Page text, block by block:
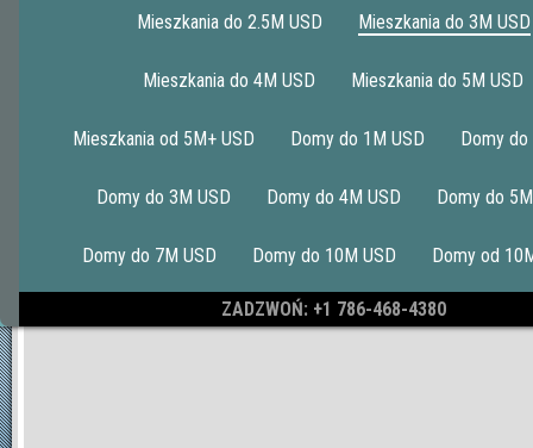
Mieszkania do 2.5M USD Mieszkania do 3M USD
Mieszkania do 4M USD Mieszkania do 5M USD
Mieszkania od 5M+ USD Domy do 1M USD Domy
Domy do 3M USD Domy do 4M USD Domy do
Domy do 7M USD Domy do 10M USD Domy od
ZADZWOŃ: +1 786-468-4380
Grand Bay Residences 418